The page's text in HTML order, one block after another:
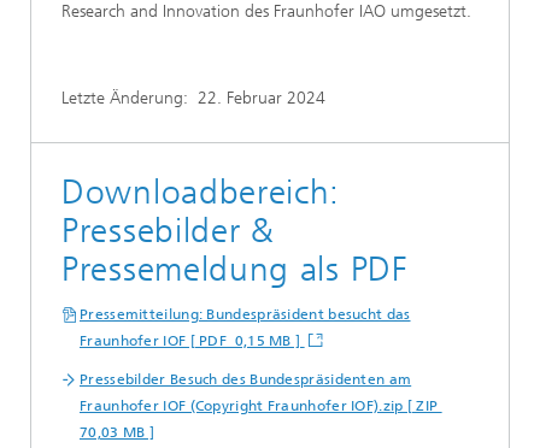
Research and Innovation des Fraunhofer IAO umgesetzt.
Letzte Änderung: 22. Februar 2024
Downloadbereich:
Pressebilder &
Pressemeldung als PDF
Pressemitteilung: Bundespräsident besucht das
Fraunhofer IOF [ PDF 0,15 MB ]
Pressebilder Besuch des Bundespräsidenten am
Fraunhofer IOF (Copyright Fraunhofer IOF).zip [ ZIP
70,03 MB ]